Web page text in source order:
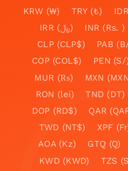
KRW (₩)
TRY (₺)
IRR (﷼)
INR (Rs. )
CLP (CLP$)
PAB
COP (COL$)
PEN (S/
MUR (₨)
MXN
RON (lei)
TND (DT)
DOP (RD$)
QAR
TWD (NT$)
XPF
AOA (Kz)
GTQ (Q)
KWD (KWD)
TZS